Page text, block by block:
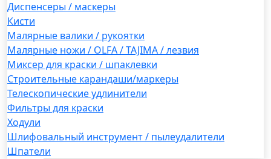
Диспенсеры / маскеры
Кисти
Малярные валики / рукоятки
Малярные ножи / OLFA / TAJIMA / лезвия
Миксер для краски / шпаклевки
Строительные карандаши/маркеры
Телескопические удлинители
Фильтры для краски
Ходули
Шлифовальный инструмент / пылеудалители
Шпатели